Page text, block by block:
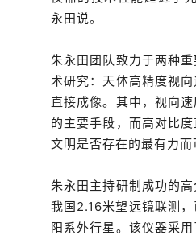
永田说。
朱永田团队致力于两种
术研究：天体高精度视
直接成像。其中，视向
的主要手段，而高对比
文明是否存在的最有力而
朱永田主持研制成功的
我国2.16米望远镜联测
阳系外行星。该仪器采